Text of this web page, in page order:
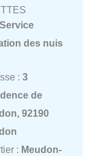
Service
des nuis
: 3
de
92190
: Meudon-